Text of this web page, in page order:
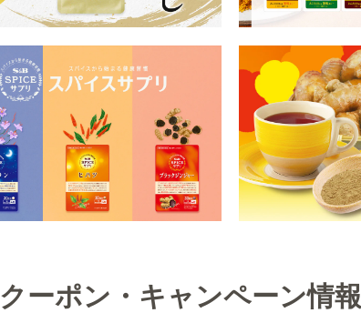
クーポン・キャンペーン情報